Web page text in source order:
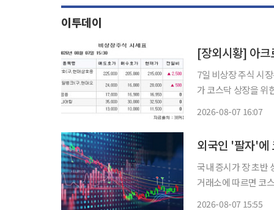
이투데이
[장외시황] 아
7일 비상장 주식 시장은 상승세를 지속했
가 코스닥 상장을 위
2026-08-07 16:07
국내 증시가 장 초반
거래소에 따르면 코
2026-08-07 15:55